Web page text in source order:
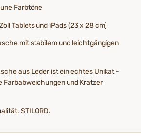
Farbtöne
Tablets und iPads (23 x 28 cm)
mit stabilem und leichtgängigen
aus Leder ist ein echtes Unikat -
Farbabweichungen und Kratzer
STILORD.